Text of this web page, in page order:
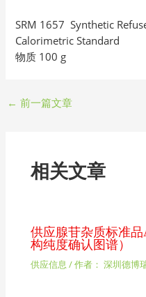
SRM 1657 Synthetic
Calorimetric Standard
物质 100 g
← 前一篇文章
相关文章
供应腺苷杂质标准品
构纯度确认图谱）
供应信息 / 作者： 深圳德博